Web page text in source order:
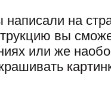
на
вы
или же